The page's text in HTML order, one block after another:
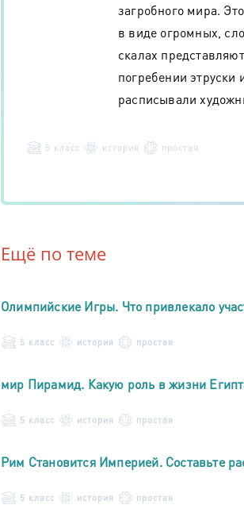
загробного мира.
в виде огромных,
скалах
погребении этруски
расписывали
5 класс история простая
Ещё по теме
Олимпийские Игры. Что привлекало
5 класс история простая
мир Пирамид. Какую роль в жизни
5 класс история простая
Рим Становится Империей. Составьте
5 класс история простая